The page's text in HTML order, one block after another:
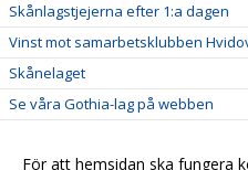
Skånlagstjejerna efter 1:a dagen
Vinst mot samarbetsklubben
Skånelaget
Se våra Gothia-lag på webben
#fbcfamiljen goes Gothia
För att hemsidan ska fungera